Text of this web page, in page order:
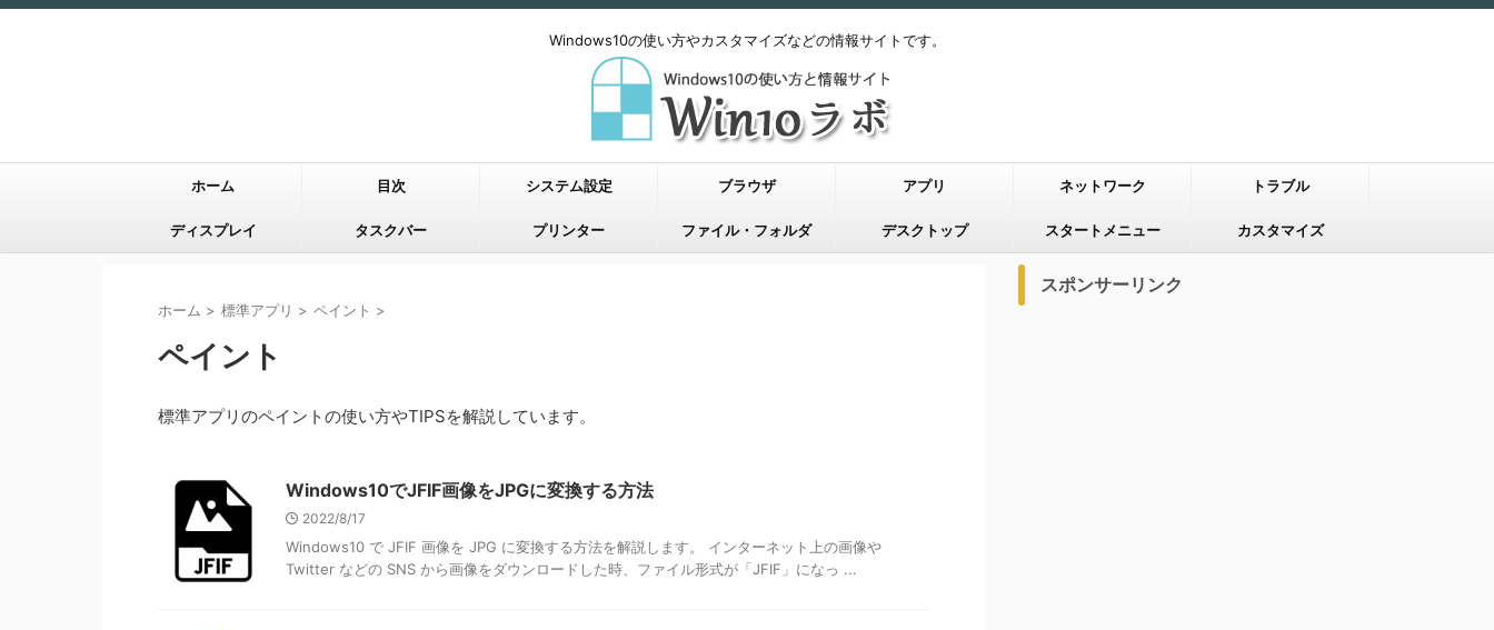
Windows10の使い方やカスタマイズなどの情報サイトです。
ホーム 目次 システム設定 ブラウザ アプリ ネットワーク トラブル
ディスプレイ タスクバー プリンター ファイル・フォルダ デスクトップ スタートメニュー カスタマイズ
ホーム > 標準アプリ > ペイント >
ペイント
標準アプリのペイントの使い方やTIPSを解説しています。
Windows10でJFIF画像をJPGに変換する方法
2022/8/17
Windows10 で JFIF 画像を JPG に変換する方法を解説します。 インターネット上の画像や
Twitter などの SNS から画像をダウンロードした時、ファイル形式が「JFIF」になっ ...
スポンサーリンク